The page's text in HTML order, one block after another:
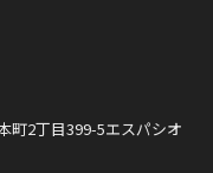
町2丁目399-5エスパシオ